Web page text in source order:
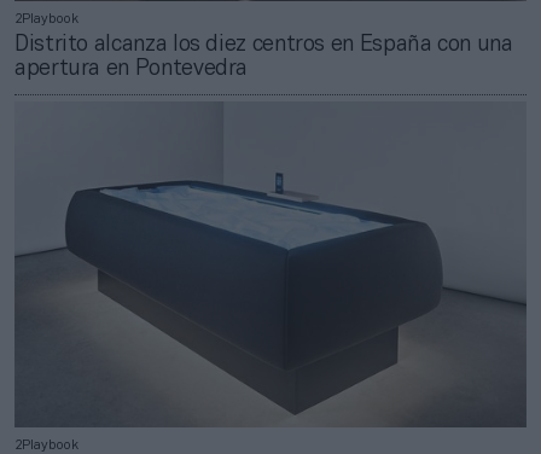
2Playbook
Distrito alcanza los diez centros en España con una
apertura en Pontevedra
2Playbook